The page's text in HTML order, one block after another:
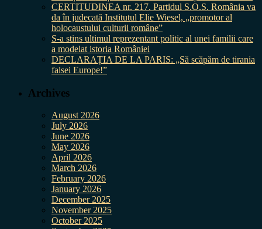
CERTITUDINEA nr. 217. Partidul S.O.S. România va
da în judecată Institutul Elie Wiesel, „promotor al
holocaustului culturii române”
S-a stins ultimul reprezentant politic al unei familii care
a modelat istoria României
DECLARAȚIA DE LA PARIS: „Să scăpăm de tirania
falsei Europe!”
Archives
August 2026
July 2026
June 2026
May 2026
April 2026
March 2026
February 2026
January 2026
December 2025
November 2025
October 2025